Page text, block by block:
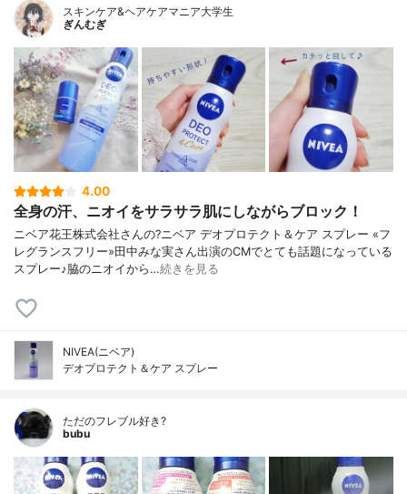
スキンケア&ヘアケアマニア大学生
ぎんむぎ
4.00
全身の汗、ニオイをサラサラ肌にしながらブロック！
ニベア花王株式会社さんの?ニベア デオプロテクト＆ケア スプレー «フ
レグランスフリー»田中みな実さん出演のCMでとても話題になっている
スプレー♪脇のニオイから…続きを見る
NIVEA(ニベア)
デオプロテクト＆ケア スプレー
ただのフレブル好き?
bubu